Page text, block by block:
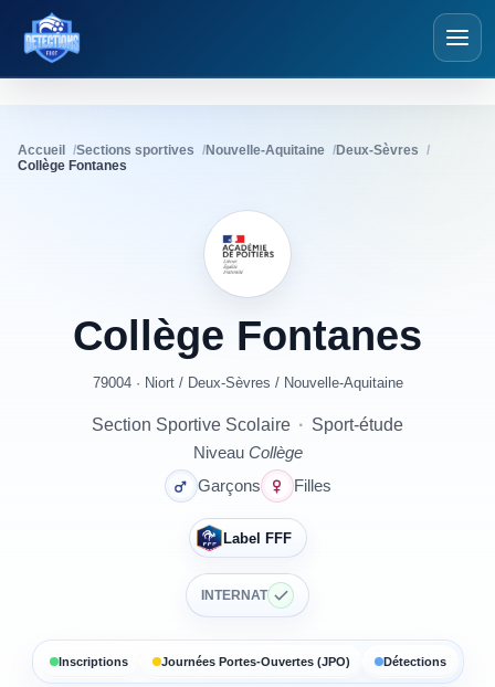
Détections Foot
Accueil Sections sportives Nouvelle-Aquitaine
Deux-Sèvres
Collège Fontanes
Collège Fontanes
79004 · Niort/ Deux-Sèvres / Nouvelle-Aquitaine
Section Sportive Scolaire · Sport-étude
Niveau Collège
Garçons
Filles
Label FFF
INTERNAT
Inscriptions Journées Portes-Ouvertes (JPO) Détections